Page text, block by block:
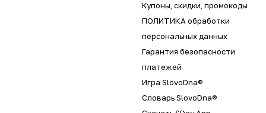
Купоны, скидки, промокоды
ПОЛИТИКА обработки
персональных данных
Гарантия безопасности
платежей
Игра SlovoDna®
Словарь SlovoDna®